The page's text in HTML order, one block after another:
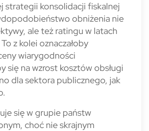
strategii konsolidacji fiskalnej
obniżenia nie
ale też ratingu w latach
z kolei oznaczałoby
wiarygodności
się na wzrost kosztów obsługi
dla sektora publicz­nego, jak
się w grupie państw
choć nie skrajnym